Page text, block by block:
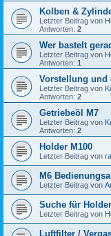
Kolben &
Letzter Beitrag von
Antworten: 2
Wer bastelt
Letzter Beitrag von
Antworten: 1
Vorstellung und
Letzter Beitrag von
Antworten: 2
Getriebeöl M7
Letzter Beitrag von
Antworten: 2
Holder M100
Letzter Beitrag von
M6
Letzter Beitrag von
Suche für
Letzter Beitrag von
Luftfilter /